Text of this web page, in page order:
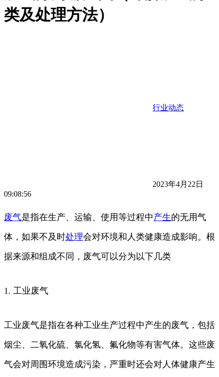
类及处理方法）
行业动态
2023年4月22日
09:08:56
废气是指在生产、运输、使用等过程中产生的无用气
体，如果不及时处理会对环境和人类健康造成影响。根
据来源和组成不同，废气可以分为以下几类
1. 工业废气
工业废气是指在各种工业生产过程中产生的废气，包括
烟尘、二氧化硫、氯化氢、氟化物等有害气体。这些废
气会对周围环境造成污染，严重时还会对人体健康产生